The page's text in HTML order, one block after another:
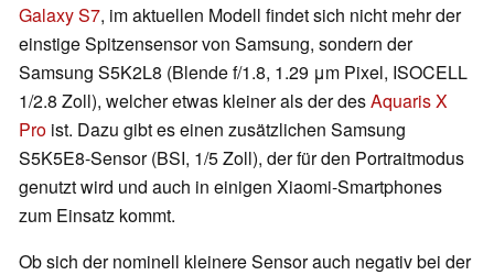
Galaxy S7, im aktuellen Modell findet sich nicht mehr der
einstige Spitzensensor von Samsung, sondern der
Samsung S5K2L8 (Blende f/1.8, 1.29 μm Pixel, ISOCELL
1/2.8 Zoll), welcher etwas kleiner als der desAquaris X
Pro ist. Dazu gibt es einen zusätzlichen Samsung
S5K5E8-Sensor (BSI, 1/5 Zoll), der für den Portraitmodus
genutzt wird und auch in einigen Xiaomi-Smartphones
zum Einsatz kommt.
Ob sich der nominell kleinere Sensor auch negativ bei der